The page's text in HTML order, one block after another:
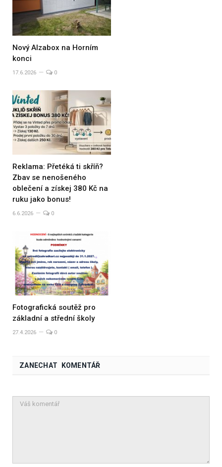
Nový Alzabox na Horním
konci
17.6.2026 0
Reklama: Přetéká ti skříň?
Zbav se nenošeného
oblečení a získej 380 Kč na
ruku jako bonus!
6.6.2026 0
Fotografická soutěž pro
základní a střední školy
27.4.2026 0
ZANECHAT KOMENTÁŘ